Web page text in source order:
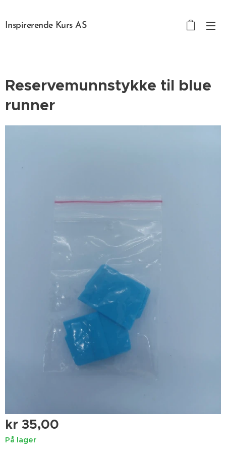
Inspirerende Kurs AS
Reservemunnstykke til blue
runner
kr 35,00
På lager